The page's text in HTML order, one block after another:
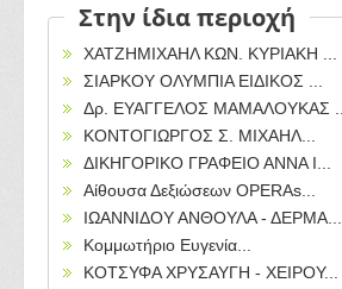
Στην ίδια περιοχή
ΧΑΤΖΗΜΙΧΑΗΛ ΚΩΝ. ΚΥΡΙΑΚΗ ...
ΣΙΑΡΚΟΥ ΟΛΥΜΠΙΑ ΕΙΔΙΚΟΣ ...
Δρ. ΕΥΑΓΓΕΛΟΣ ΜΑΜΑΛΟΥΚΑΣ ...
ΚΟΝΤΟΓΙΩΡΓΟΣ Σ. ΜΙΧΑΗΛ...
ΔΙΚΗΓΟΡΙΚΟ ΓΡΑΦΕΙΟ ΑΝΝΑ Ι...
Αίθουσα Δεξιώσεων OPERAs...
ΙΩΑΝΝΙΔΟΥ ΑΝΘΟΥΛΑ - ΔΕΡΜΑ...
Κομμωτήριο Ευγενία...
ΚΟΤΣΥΦΑ ΧΡΥΣΑΥΓΗ - XEΙΡΟΥ...